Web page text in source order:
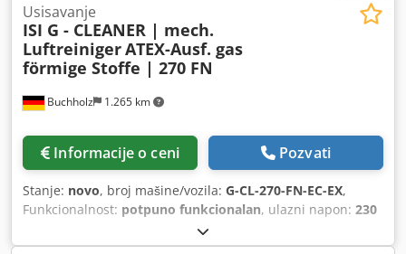
Buchholz 1.265 km
Usisavanje
ISI G - CLEANER | mech.
LuftreinigerATEX-Ausf. gas
förmige Stoffe | 270 FN
Informacije o ceni Pozvati
Stanje: novo, broj mašine/vozila: G-CL-270-FN-EC-EX,
Funkcionalnost: potpuno funkcionalan, ulazni napon: 230
270 m³/h
visina:755 mm, ukupna dužina:400 mm, ukupna širina: